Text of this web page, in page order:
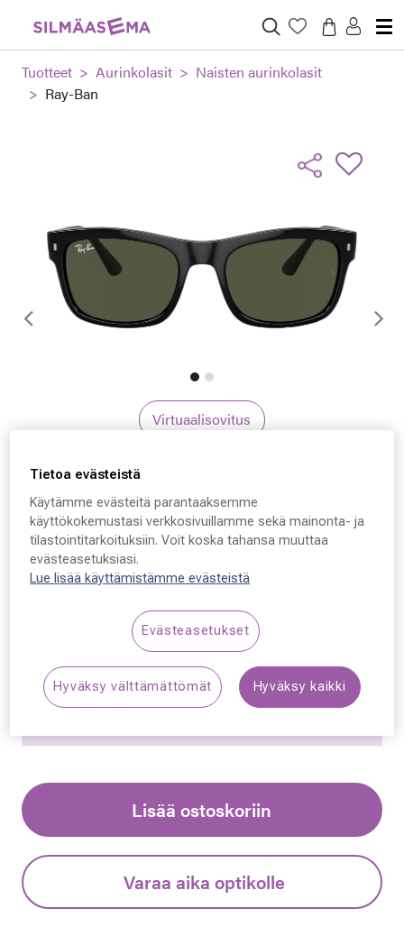
Tuotteet Aurinkolasit
Naisten aurinkolasit
Ray-Ban
Edellinen
Virtuaalisovitus
Ray-Ban 4428 601/31,
Synttäriale: erä merkkiaurinkolaseja –50 %,
Lisää ostoskoriin
Varaa aika optikolle
Tietoa evästeistä
Käytämme evästeitä parantaaksemme
käyttökokemustasi verkkosivuillamme sekä mainonta- ja
tilastointitarkoituksiin. Voit koska tahansa muuttaa
evästeasetuksiasi.
Lue lisää käyttämistämme evästeistä
Evästeasetukset
Hyväksy välttämättömät Hyväksy kaikki